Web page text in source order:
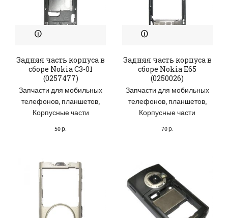
Задняя часть корпуса в
сборе Nokia C3-01
(0257477)
Запчасти для мобильных
телефонов, планшетов,
Корпусные части
50р.
Задняя часть корпуса в
сборе Nokia E65
(0250026)
Запчасти для мобильных
телефонов, планшетов,
Корпусные части
70р.